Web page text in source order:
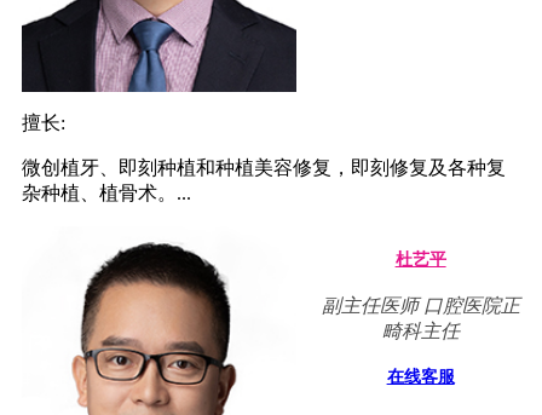
擅长:
微创植牙、即刻种植和种植美容修复，即刻修复及各种复
杂种植、植骨术。...
杜艺平
副主任医师 口腔医院正
畸科主任
在线客服